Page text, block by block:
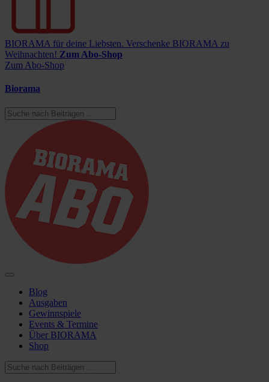
BIORAMA für deine Liebsten. Verschenke BIORAMA zu
Weihnachten! Zum Abo-Shop
Zum Abo-Shop
Biorama
Blog
Ausgaben
Gewinnspiele
Events & Termine
Über BIORAMA
Shop